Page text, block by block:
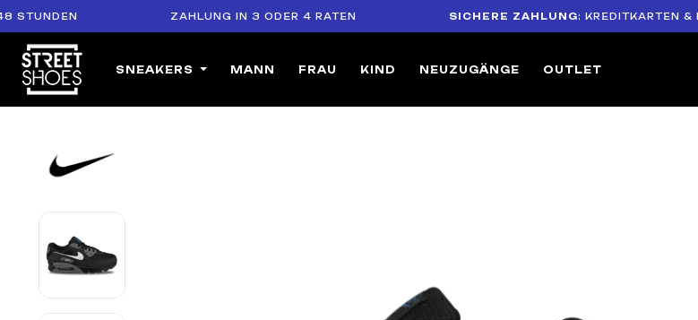
ZAHLUNG IN 3 ODER 4 RATEN SICHERE ZAHLUNG: KREDITKARTEN & PAYPAL
SNEAKERS MANN FRAU KIND NEUZUGÄNGE OUTLET